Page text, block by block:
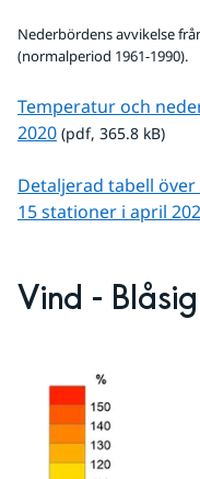
Nederbördens avvikelse
(normalperiod 1961-1990).
Temperatur och
2020pdf, 365.8 kB.
(pdf, 365.8 kB)
Detaljerad tabell
15 stationer i april
Vind -